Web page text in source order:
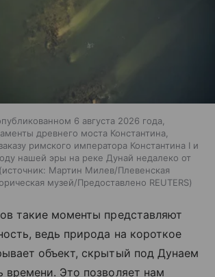
6 августа 2026 года,
древнего моста Константина,
римского императора Константина I и
нашей эры на реке Дунай недалеко от
источник: Мартин Милев/Плевенская
музей/Предоставлено REUTERS
такие моменты представляют
ведь природа на короткое
объект, скрытый под Дунаем
времени. Это позволяет нам